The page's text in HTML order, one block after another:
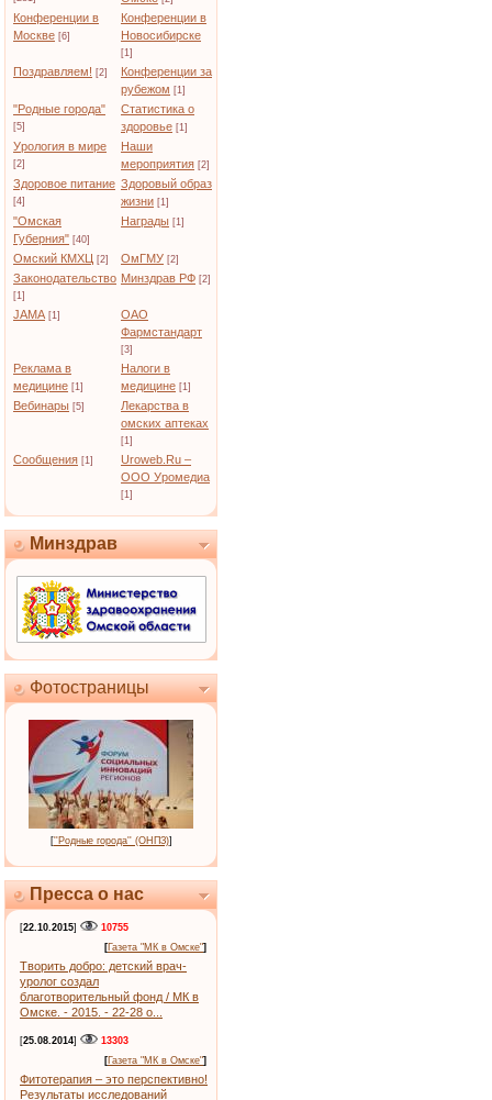
Конференции в
Москве [6]
Конференции в
Новосибирске
[1]
Поздравляем! [2]
Конференции за
рубежом [1]
"Родные города"
[5]
Статистика о
здоровье [1]
Урология в мире
[2]
Наши
мероприятия [2]
Здоровое питание
[4]
Здоровый образ
жизни [1]
"Омская
Губерния" [40]
Награды [1]
Омский КМХЦ [2] ОмГМУ [2]
Законодательство
[1]
Минздрав РФ [2]
JAMA [1]
ОАО
Фармстандарт
[3]
Реклама в
медицине [1]
Налоги в
медицине [1]
Вебинары [5]
Лекарства в
омских аптеках
[1]
Сообщения [1]
Uroweb.Ru –
ООО Уромедиа
[1]
Минздрав
Фотостраницы
[''Родные города'' (ОНПЗ)]
Пресса о нас
[22.10.2015]
10755
[Газета "МК в Омске"]
Творить добро: детский врач-
уролог создал
благотворительный фонд / МК в
Омске. - 2015. - 22-28 о...
[25.08.2014]
13303
[Газета "МК в Омске"]
Фитотерапия – это перспективно!
Результаты исследований